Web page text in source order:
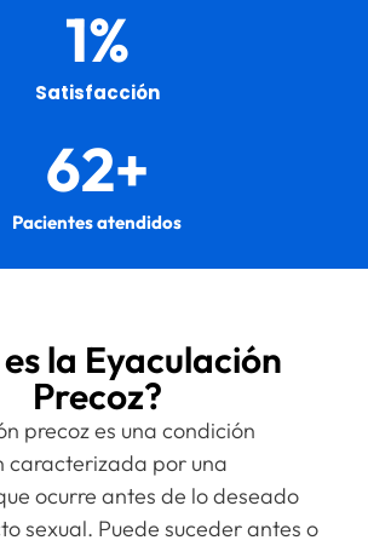
83%
Satisfacción
3,480
Pacientes atendidos
la Eyaculación
Precoz?
precoz es una condición
caracterizada por una
ocurre antes de lo deseado
sexual. Puede suceder antes o